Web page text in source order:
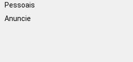
Pessoais
Anuncie